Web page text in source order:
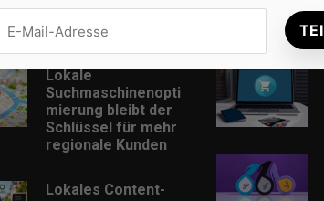
Lokale
Suchmaschinenopti
mierung bleibt der
Schlüssel für mehr
regionale Kunden
Lokales Content-